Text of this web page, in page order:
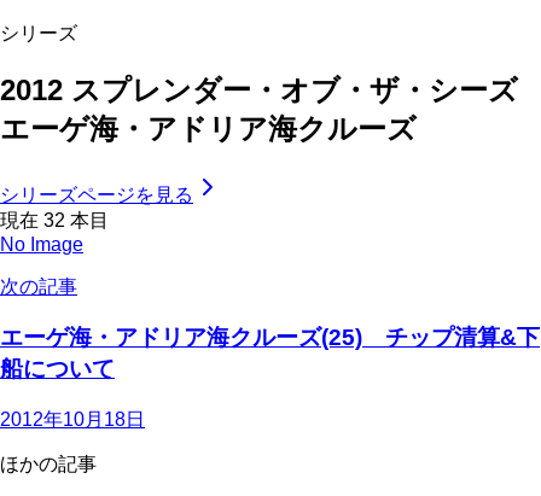
シリーズ
2012 スプレンダー・オブ・ザ・シーズ
エーゲ海・アドリア海クルーズ
シリーズページを見る
現在 32 本目
No Image
次の記事
エーゲ海・アドリア海クルーズ(25) チップ清算&下
船について
2012年10月18日
ほかの記事